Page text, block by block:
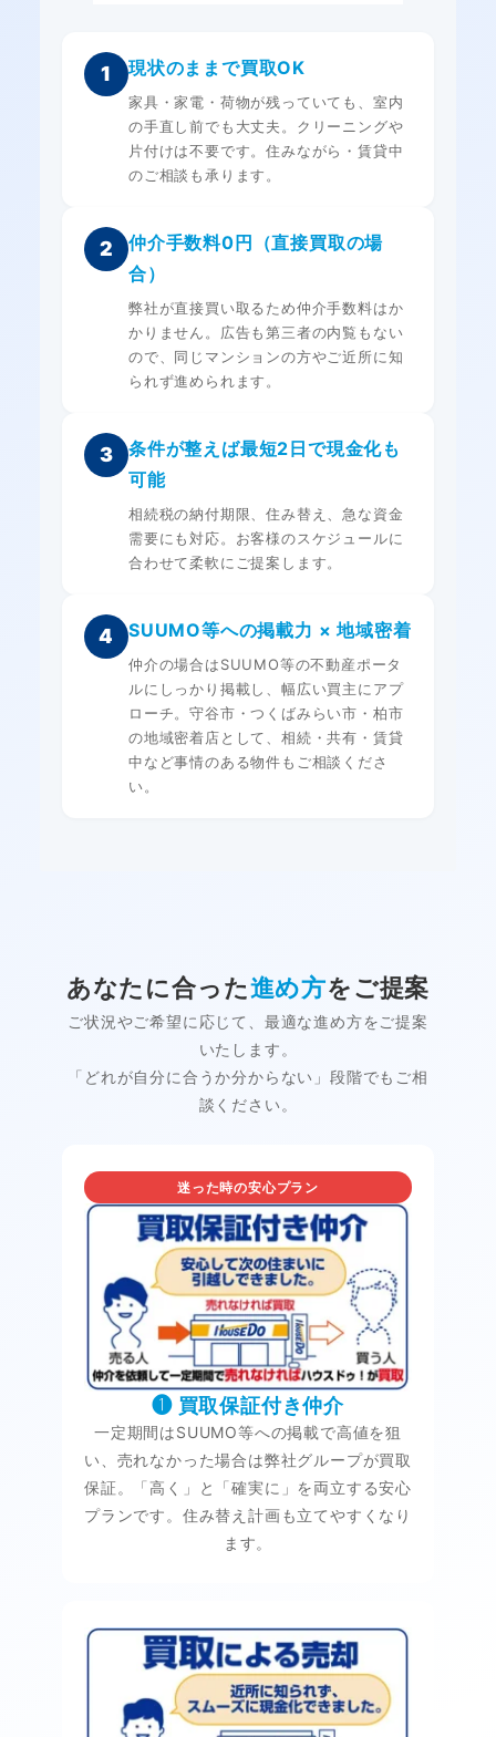
1 現状のままで買取OK
家具・家電・荷物が残っていても、室内
の手直し前でも大丈夫。クリーニングや
片付けは不要です。住みながら・賃貸中
のご相談も承ります。
2
仲介手数料0円（直接買取の場
合）
弊社が直接買い取るため仲介手数料はか
かりません。広告も第三者の内覧もない
ので、同じマンションの方やご近所に知
られず進められます。
3
条件が整えば最短2日で現金化も
可能
相続税の納付期限、住み替え、急な資金
需要にも対応。お客様のスケジュールに
合わせて柔軟にご提案します。
4 SUUMO等への掲載力 × 地域密着
仲介の場合はSUUMO等の不動産ポータ
ルにしっかり掲載し、幅広い買主にアプ
ローチ。守谷市・つくばみらい市・柏市
の地域密着店として、相続・共有・賃貸
中など事情のある物件もご相談くださ
い。
あなたに合った進め方をご提案
ご状況やご希望に応じて、最適な進め方をご提案
いたします。
「どれが自分に合うか分からない」段階でもご相
談ください。
迷った時の安心プラン
❶ 買取保証付き仲介
一定期間はSUUMO等への掲載で高値を狙
い、売れなかった場合は弊社グループが買取
保証。「高く」と「確実に」を両立する安心
プランです。住み替え計画も立てやすくなり
ます。